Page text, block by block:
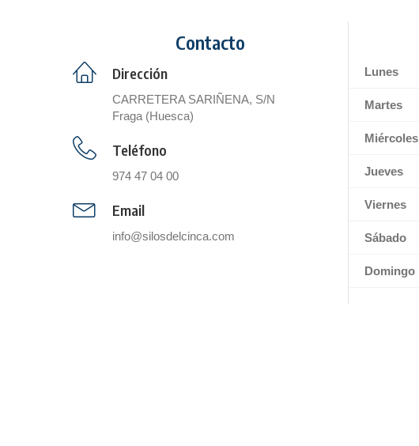
Contacto
Dirección
CARRETERA SARIÑENA, S/N
Fraga (Huesca)
Teléfono
974 47 04 00
Email
info@silosdelcinca.com
Lunes
Martes
Miércoles
Jueves
Viernes
Sábado
Domingo